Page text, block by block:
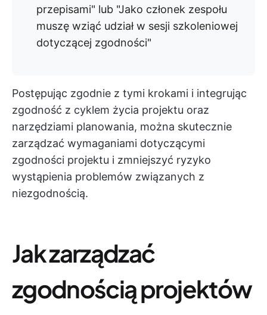
przepisami" lub "Jako członek zespołu
muszę wziąć udział w sesji szkoleniowej
dotyczącej zgodności"
Postępując zgodnie z tymi krokami i integrując
zgodność z cyklem życia projektu oraz
narzędziami planowania, można skutecznie
zarządzać wymaganiami dotyczącymi
zgodności projektu i zmniejszyć ryzyko
wystąpienia problemów związanych z
niezgodnością.
Jak zarządzać
zgodnością projektów